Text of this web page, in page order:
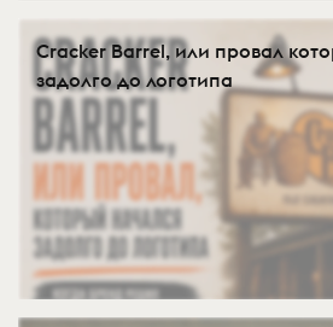
Cracker Barrel, или провал
задолго до логотипа